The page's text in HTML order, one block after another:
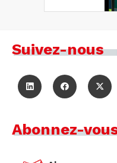
Suivez-nous
Abonnez-